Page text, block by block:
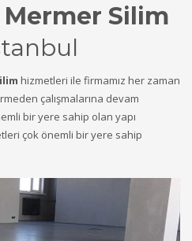
Silim
hizmetleri ile firmamız her zaman
çalışmalarına devam
bir yere sahip olan yapı
çok önemli bir yere sahip